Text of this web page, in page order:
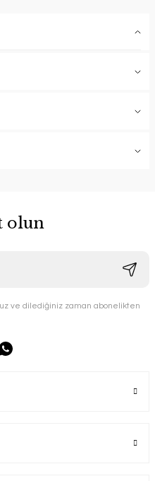
olun
ve dilediğiniz zaman abonelikten